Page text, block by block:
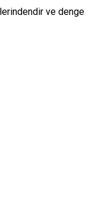
ve denge